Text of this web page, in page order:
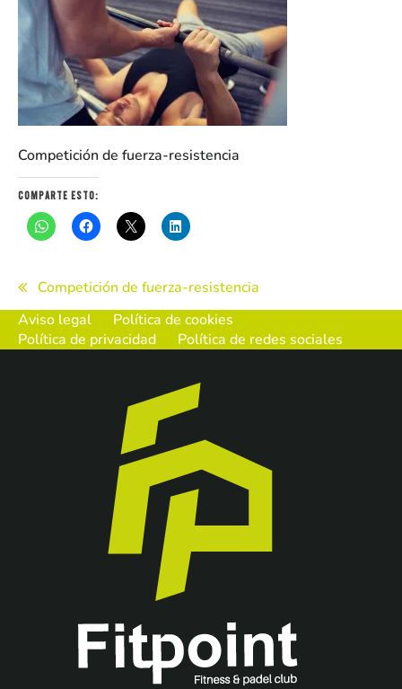
Competición de fuerza-resistencia
Comparte esto:
Navegación
de
entradas
Competición de fuerza-resistencia
Aviso legal
Política de cookies
Política de privacidad
Política de redes sociales